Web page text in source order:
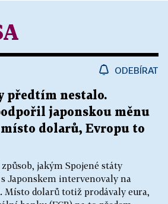
ODEBÍRAT
předtím nestalo.
japonskou měnu
dolarů, Evropu to
jakým Spojené státy
Japonskem intervenovaly na
Místo dolarů totiž prodávaly eura,